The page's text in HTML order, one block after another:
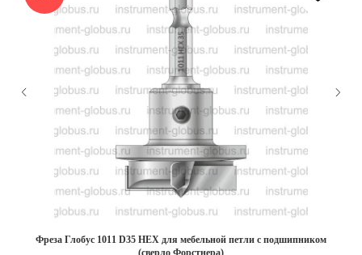
Фреза Глобус 1011 D35 HEX для мебельной петли с подшипником